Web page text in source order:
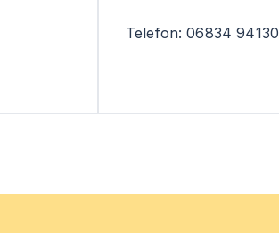
Telefon: 06834 94130